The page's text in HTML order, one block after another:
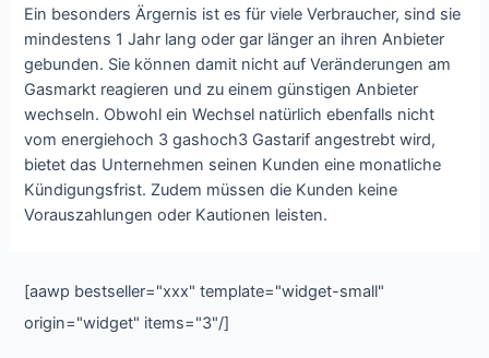
Ein besonders Ärgernis ist es für viele Verbraucher, sind sie
mindestens 1 Jahr lang oder gar länger an ihren Anbieter
gebunden. Sie können damit nicht auf Veränderungen am
Gasmarkt reagieren und zu einem günstigen Anbieter
wechseln. Obwohl ein Wechsel natürlich ebenfalls nicht
vom energiehoch 3 gashoch3 Gastarif angestrebt wird,
bietet das Unternehmen seinen Kunden eine monatliche
Kündigungsfrist. Zudem müssen die Kunden keine
Vorauszahlungen oder Kautionen leisten.
[aawp bestseller="xxx" template="widget-small"
origin="widget" items="3"/]